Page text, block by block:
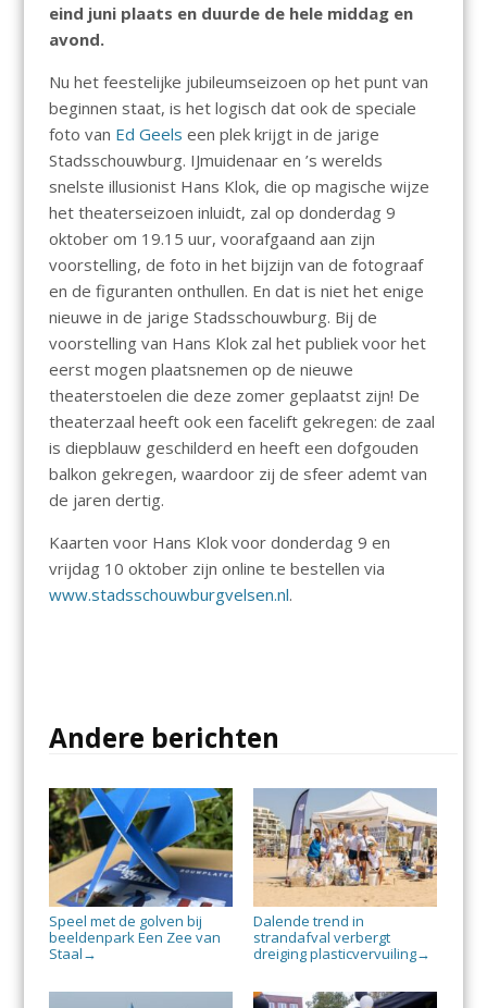
eind juni plaats en duurde de hele middag en
avond.
Nu het feestelijke jubileumseizoen op het punt van
beginnen staat, is het logisch dat ook de speciale
foto van Ed Geels een plek krijgt in de jarige
Stadsschouwburg. IJmuidenaar en ’s werelds
snelste illusionist Hans Klok, die op magische wijze
het theaterseizoen inluidt, zal op donderdag 9
oktober om 19.15 uur, voorafgaand aan zijn
voorstelling, de foto in het bijzijn van de fotograaf
en de figuranten onthullen. En dat is niet het enige
nieuwe in de jarige Stadsschouwburg. Bij de
voorstelling van Hans Klok zal het publiek voor het
eerst mogen plaatsnemen op de nieuwe
theaterstoelen die deze zomer geplaatst zijn! De
theaterzaal heeft ook een facelift gekregen: de zaal
is diepblauw geschilderd en heeft een dofgouden
balkon gekregen, waardoor zij de sfeer ademt van
de jaren dertig.
Kaarten voor Hans Klok voor donderdag 9 en
vrijdag 10 oktober zijn online te bestellen via
www.stadsschouwburgvelsen.nl.
Andere berichten
Speel met de golven bij
beeldenpark Een Zee van
Staal →
Dalende trend in
strandafval verbergt
dreiging plasticvervuiling→